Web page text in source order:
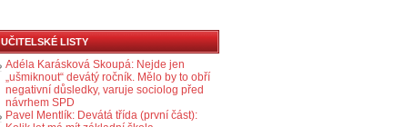
UČITELSKÉ LISTY
Adéla Karásková Skoupá: Nejde jen
„ušmiknout“ devátý ročník. Mělo by to obří
negativní důsledky, varuje sociolog před
návrhem SPD
Pavel Mentlík: Devátá třída (první část):